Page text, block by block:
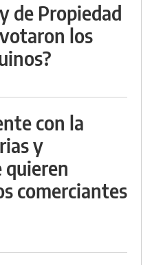
de Propiedad
los
con la
y
quieren
comerciantes